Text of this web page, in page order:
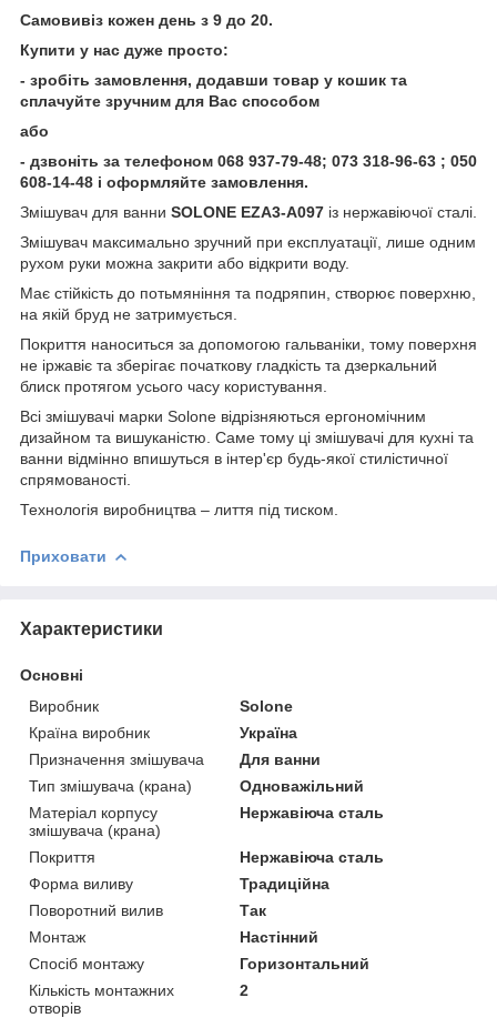
Самовивіз кожен день з 9 до 20.
Купити у нас дуже просто:
- зробіть замовлення, додавши товар у кошик та
сплачуйте зручним для Вас способом
або
- дзвоніть за телефоном 068 937-79-48; 073 318-96-63 ; 050
608-14-48 і оформляйте замовлення.
Змішувач для ванни SOLONE EZA3-A097 із нержавіючої сталі.
Змішувач максимально зручний при експлуатації, лише одним
рухом руки можна закрити або відкрити воду.
Має стійкість до потьмяніння та подряпин, створює поверхню,
на якій бруд не затримується.
Покриття наноситься за допомогою гальваніки, тому поверхня
не іржавіє та зберігає початкову гладкість та дзеркальний
блиск протягом усього часу користування.
Всі змішувачі марки Solone відрізняються ергономічним
дизайном та вишуканістю. Саме тому ці змішувачі для кухні та
ванни відмінно впишуться в інтер'єр будь-якої стилістичної
спрямованості.
Технологія виробництва – лиття під тиском.
Приховати
Характеристики
Основні
Виробник
Solone
Країна виробник
Україна
Призначення змішувача
Для ванни
Тип змішувача (крана)
Одноважільний
Матеріал корпусу
змішувача (крана)
Нержавіюча сталь
Покриття
Нержавіюча сталь
Форма виливу
Традиційна
Поворотний вилив
Так
Монтаж
Настінний
Спосіб монтажу
Горизонтальний
Кількість монтажних
отворів
2